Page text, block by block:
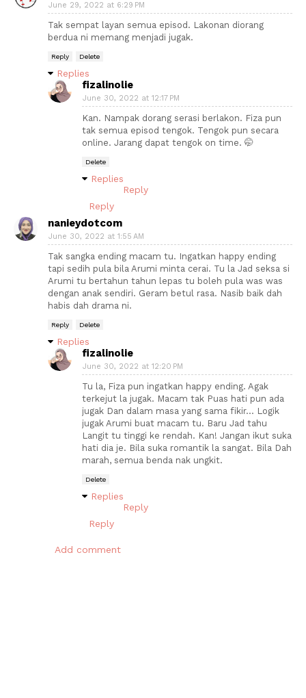
June 29, 2022 at 6:29 PM
Tak sempat layan semua episod. Lakonan diorang
berdua ni memang menjadi jugak.
Reply Delete
Replies
fizalinolie
June 30, 2022 at 12:17 PM
Kan. Nampak dorang serasi berlakon. Fiza pun
tak semua episod tengok. Tengok pun secara
online. Jarang dapat tengok on time. 🤭
Delete
Replies
Reply
Reply
nanieydotcom
June 30, 2022 at 1:55 AM
Tak sangka ending macam tu. Ingatkan happy ending
tapi sedih pula bila Arumi minta cerai. Tu la Jad seksa si
Arumi tu bertahun tahun lepas tu boleh pula was was
dengan anak sendiri. Geram betul rasa. Nasib baik dah
habis dah drama ni.
Reply Delete
Replies
fizalinolie
June 30, 2022 at 12:20 PM
Tu la, Fiza pun ingatkan happy ending. Agak
terkejut la jugak. Macam tak Puas hati pun ada
jugak Dan dalam masa yang sama fikir... Logik
jugak Arumi buat macam tu. Baru Jad tahu
Langit tu tinggi ke rendah. Kan! Jangan ikut suka
hati dia je. Bila suka romantik la sangat. Bila Dah
marah, semua benda nak ungkit.
Delete
Replies
Reply
Reply
Add comment